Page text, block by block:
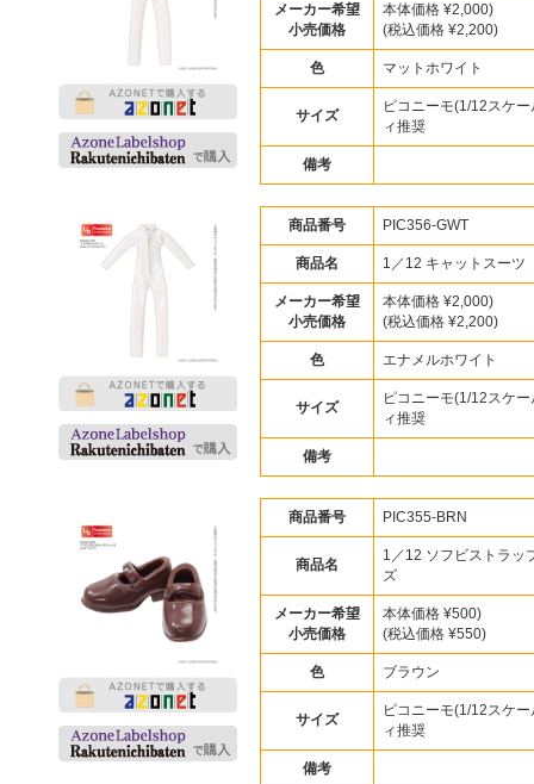
メーカー希望
小売価格
本体価格 ¥2,000)
(税込価格 ¥2,200)
色 マットホワイト
サイズ
ピコニーモ(1/12スケ
ィ推奨
備考
商品番号 PIC356-GWT
商品名 1／12 キャットスーツ
メーカー希望
小売価格
本体価格 ¥2,000)
(税込価格 ¥2,200)
色 エナメルホワイト
サイズ
ピコニーモ(1/12スケ
ィ推奨
備考
商品番号 PIC355-BRN
商品名
1／12 ソフビストラッ
ズ
メーカー希望
小売価格
本体価格 ¥500)
(税込価格 ¥550)
色 ブラウン
サイズ
ピコニーモ(1/12スケ
ィ推奨
備考